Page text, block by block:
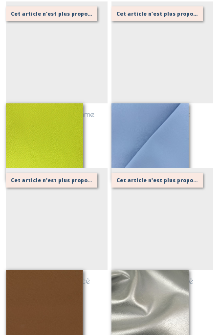
Cet article n'est plus proposé, retournez au menu principal ou contactez moi!
simili cuir vert pomme
Sur demande
Cet article n'est plus proposé, retournez au menu principal ou contactez moi!
simili cuir bleuet
Sur demande
Cet article n'est plus proposé, retournez au menu principal ou contactez moi!
simili marron glacé
Cet article n'est plus proposé, retournez au menu principal ou contactez moi!
simili cuir argenté
Sur demande